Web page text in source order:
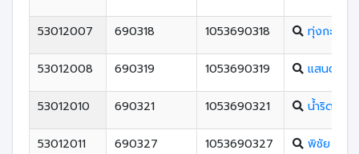
53012007 690318 1053690318 ทุ่งกะโล่วิ
53012008 690319 1053690319 แสนตอวิท
53012010 690321 1053690321 น้ำริดวิทยา
53012011 690327 1053690327 พิชัย